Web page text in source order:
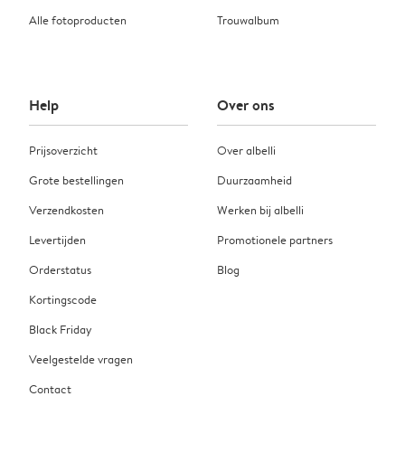
Alle fotoproducten
Trouwalbum
Help
Prijsoverzicht
Grote bestellingen
Verzendkosten
Levertijden
Orderstatus
Kortingscode
Black Friday
Veelgestelde vragen
Contact
Over ons
Over albelli
Duurzaamheid
Werken bij albelli
Promotionele partners
Blog